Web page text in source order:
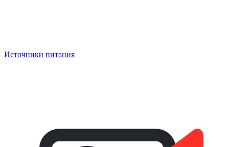
Источники питания